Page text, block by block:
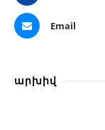
Email
արխիվ